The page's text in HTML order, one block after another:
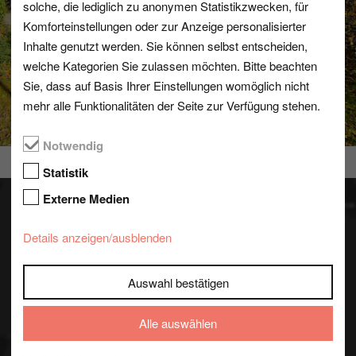
Datenschutzhinweis
Standortkarte von Google Maps anzeigen
Wenn Sie unsere Standortkarte nutzen möchten, wird
solche, die lediglich zu anonymen Statistikzwecken, für
Komforteinstellungen oder zur Anzeige personalisierter
Inhalte genutzt werden. Sie können selbst entscheiden,
welche Kategorien Sie zulassen möchten. Bitte beachten
Sie, dass auf Basis Ihrer Einstellungen womöglich nicht
mehr alle Funktionalitäten der Seite zur Verfügung stehen.
Notwendig
Statistik
Externe Medien
Details anzeigen/ausblenden
Auswahl bestätigen
Alle auswählen